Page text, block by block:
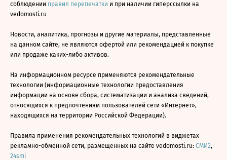
соблюдении правил перепечатки и при наличии гиперссылки на
vedomosti.ru
Новости, аналитика, прогнозы и другие материалы, представленные
на данном сайте, не являются офертой или рекомендацией к покупке
или продаже каких-либо активов.
На информационном ресурсе применяются рекомендательные
технологии (информационные технологии предоставления
информации на основе сбора, систематизации и анализа сведений,
относящихся к предпочтениям пользователей сети «Интернет»,
находящихся на территории Российской Федерации).
Правила применения рекомендательных технологий в виджетах
рекламно-обменной сети, размещенных на сайте vedomosti.ru: СМИ2,
24smi